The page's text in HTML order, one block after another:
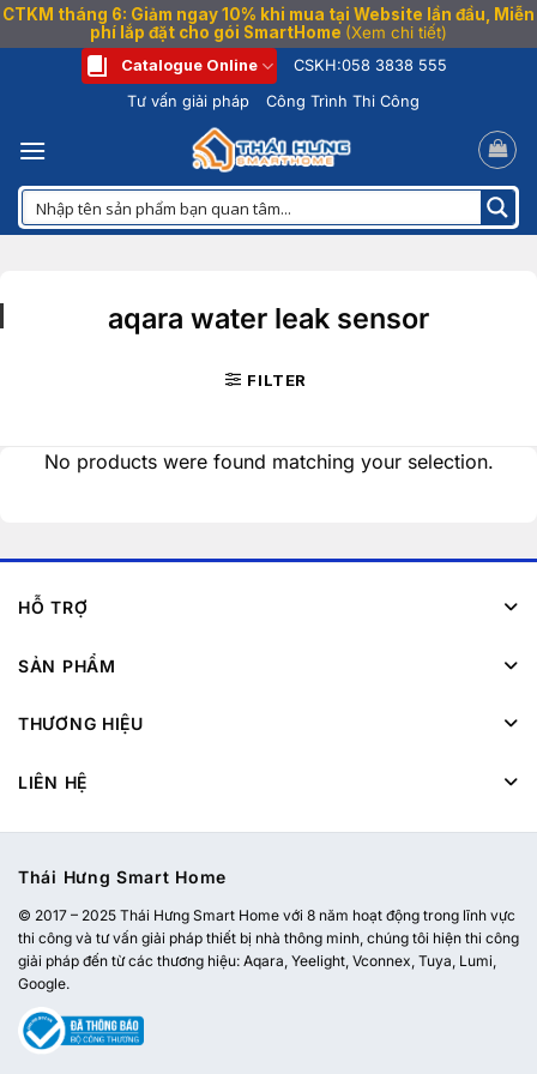
CTKM tháng 6: Giảm ngay 10% khi mua tại Website lần đầu, Miễn
phí lắp đặt cho gói SmartHome (Xem chi tiết)
dung
Catalogue Online CSKH:058 3838 555
Tư vấn giải pháp
Công Trình Thi Công
aqara water leak sensor
FILTER
No products were found matching your selection.
HỖ TRỢ
SẢN PHẨM
THƯƠNG HIỆU
LIÊN HỆ
Thái Hưng Smart Home
© 2017 – 2025 Thái Hưng Smart Home với 8 năm hoạt động trong lĩnh vực
thi công và tư vấn giải pháp thiết bị nhà thông minh, chúng tôi hiện thi công
giải pháp đến từ các thương hiệu: Aqara, Yeelight, Vconnex, Tuya, Lumi,
Google.